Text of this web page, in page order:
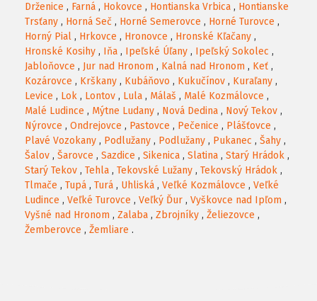
Drženice , Farná , Hokovce , Hontianska Vrbica , Hontianske
Trsťany , Horná Seč , Horné Semerovce , Horné Turovce ,
Horný Pial , Hrkovce , Hronovce , Hronské Kľačany ,
Hronské Kosihy , Iňa , Ipeľské Úľany , Ipeľský Sokolec ,
Jabloňovce , Jur nad Hronom , Kalná nad Hronom , Keť ,
Kozárovce , Krškany , Kubáňovo , Kukučínov , Kuraľany ,
Levice , Lok , Lontov , Lula , Málaš , Malé Kozmálovce ,
Malé Ludince , Mýtne Ludany , Nová Dedina , Nový Tekov ,
Nýrovce , Ondrejovce , Pastovce , Pečenice , Plášťovce ,
Plavé Vozokany , Podlužany , Podlužany , Pukanec , Šahy ,
Šalov , Šarovce , Sazdice , Sikenica , Slatina , Starý Hrádok ,
Starý Tekov , Tehla , Tekovské Lužany , Tekovský Hrádok ,
Tlmače , Tupá , Turá , Uhliská , Veľké Kozmálovce , Veľké
Ludince , Veľké Turovce , Veľký Ďur , Vyškovce nad Ipľom ,
Vyšné nad Hronom , Zalaba , Zbrojníky , Želiezovce ,
Žemberovce , Žemliare .